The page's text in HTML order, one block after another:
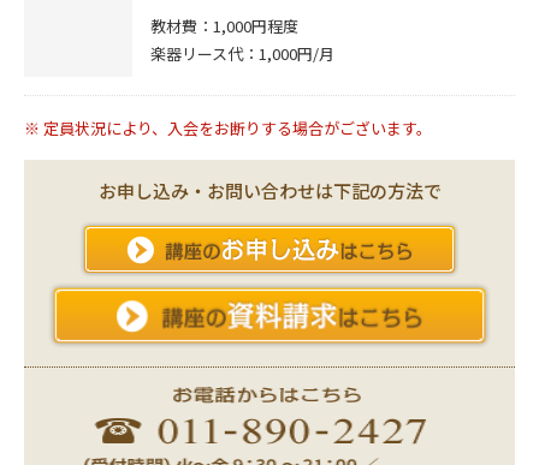
教材費：1,000円程度
楽器リース代：1,000円/月
※ 定員状況により、入会をお断りする場合がございます。
お申し込み・お問い合わせは下記の方法で